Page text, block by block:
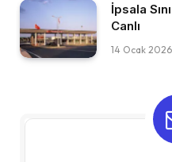
İpsala
Canlı​
14 Ocak 2026